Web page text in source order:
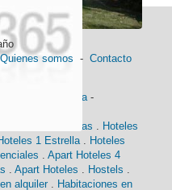
Quienes somos - Contacto
Historia -
Hoteles 4 Estrellas
Hoteles
1 Estrella
Hoteles
Apart Hoteles 4
Apart Hoteles Hostels
alquiler
Habitaciones en